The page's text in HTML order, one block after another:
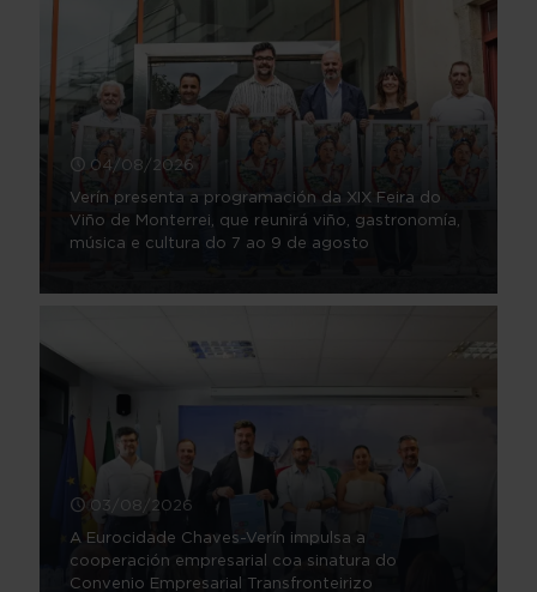
04/08/2026
Verín presenta a programación da XIX Feira do
Viño de Monterrei, que reunirá viño, gastronomía,
música e cultura do 7 ao 9 de agosto
03/08/2026
A Eurocidade Chaves-Verín impulsa a
cooperación empresarial coa sinatura do
Convenio Empresarial Transfronteirizo